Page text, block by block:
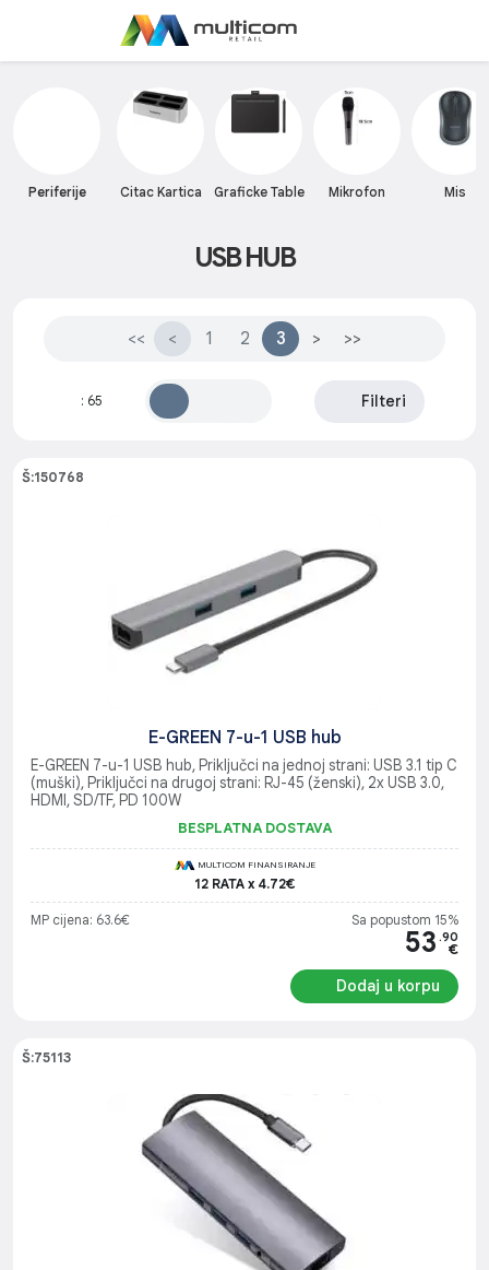
Periferije Citac Kartica Graficke Table Mikrofon Mis
USB HUB
<< < 1 2 3 > >>
: 65 Filteri
Š:150768
E-GREEN 7-u-1 USB hub
E-GREEN 7-u-1 USB hub, Priključci na jednoj strani: USB 3.1 tip C
(muški), Priključci na drugoj strani: RJ-45 (ženski), 2x USB 3.0,
HDMI, SD/TF, PD 100W
BESPLATNA DOSTAVA
MULTICOM FINANSIRANJE
12 RATA x 4.72€
MP cijena: 63.6€ Sa popustom 15%
53 .90
€
Dodaj u korpu
Š:75113